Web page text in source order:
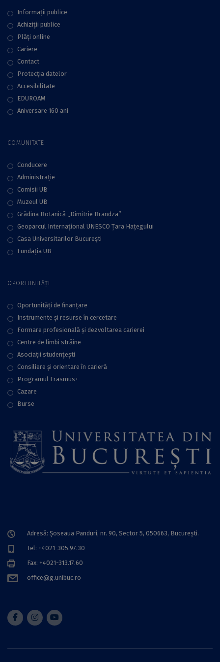
Informații publice
Achiziții publice
Plăţi online
Cariere
Contact
Protecţia datelor
Accesibilitate
EDUROAM
Aniversare 160 ani
COMUNITATE
Conducere
Administraţie
Comisii UB
Muzeul UB
Grădina Botanică „Dimitrie Brandza”
Geoparcul Internațional UNESCO Țara Hațegului
Casa Universitarilor București
Fundaţia UB
OPORTUNITĂȚI
Oportunități de finanțare
Instrumente și resurse în cercetare
Formare profesională și dezvoltarea carierei
Centre de limbi străine
Asociații studențești
Consiliere şi orientare în carieră
Programul Erasmus+
Cazare
Burse
Adresă: Șoseaua Panduri, nr. 90, Sector 5, 050663, Bucureşti.
Tel: +4021-305.97.30
Fax: +4021-313.17.60
office@g.unibuc.ro